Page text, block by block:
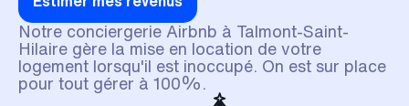
Notre conciergerie Airbnb à Talmont-Saint-
Hilaire gère la mise en location de votre
logement lorsqu'il est inoccupé. On est sur place
pour tout gérer à 100%.